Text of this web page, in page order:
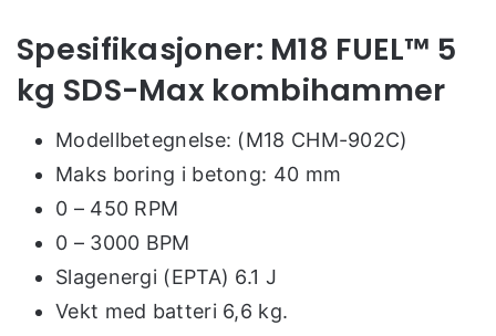
Spesifikasjoner: M18 FUEL™ 5
kg SDS-Max kombihammer
Modellbetegnelse: (M18 CHM-902C)
Maks boring i betong: 40 mm
0 – 450 RPM
0 – 3000 BPM
Slagenergi (EPTA) 6.1 J
Vekt med batteri 6,6 kg.